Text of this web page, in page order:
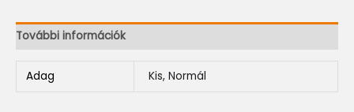
További információk
Adag Kis, Normál